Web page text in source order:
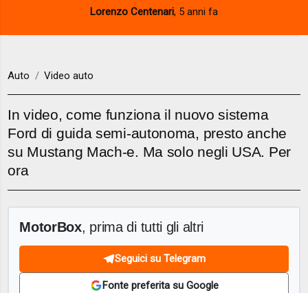
Lorenzo Centenari, 5 anni fa
Auto Video auto
In video, come funziona il nuovo sistema
Ford di guida semi-autonoma, presto anche
su Mustang Mach-e. Ma solo negli USA. Per
ora
MotorBox, prima di tutti gli altri
Seguici su Telegram
Fonte preferita su Google